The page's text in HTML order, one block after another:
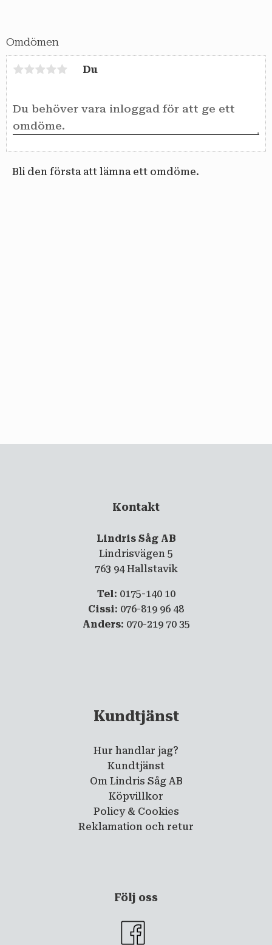
Omdömen
Du
Bli den första att lämna ett omdöme.
Kontakt
Lindris Såg AB
Lindrisvägen 5
763 94 Hallstavik
Tel: 0175-140 10
Cissi: 076-819 96 48
Anders: 070-219 70 35
Kundtjänst
Hur handlar jag?
Kundtjänst
Om Lindris Såg AB
Köpvillkor
Policy & Cookies
Reklamation och retur
Följ oss